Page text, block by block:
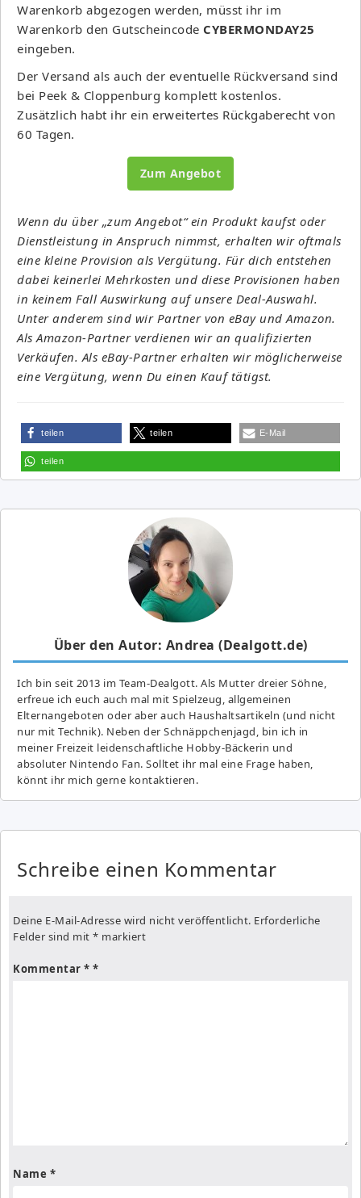
Warenkorb abgezogen werden, müsst ihr im
Warenkorb den Gutscheincode CYBERMONDAY25
eingeben.
Der Versand als auch der eventuelle Rückversand sind
bei Peek & Cloppenburg komplett kostenlos.
Zusätzlich habt ihr ein erweitertes Rückgaberecht von
60 Tagen.
Zum Angebot
Wenn du über „zum Angebot“ ein Produkt kaufst oder
Dienstleistung in Anspruch nimmst, erhalten wir oftmals
eine kleine Provision als Vergütung. Für dich entstehen
dabei keinerlei Mehrkosten und diese Provisionen haben
in keinem Fall Auswirkung auf unsere Deal-Auswahl.
Unter anderem sind wir Partner von eBay und Amazon.
Als Amazon-Partner verdienen wir an qualifizierten
Verkäufen. Als eBay-Partner erhalten wir möglicherweise
eine Vergütung, wenn Du einen Kauf tätigst.
teilen teilen E-Mail
teilen
Über den Autor: Andrea (Dealgott.de)
Ich bin seit 2013 im Team-Dealgott. Als Mutter dreier Söhne,
erfreue ich euch auch mal mit Spielzeug, allgemeinen
Elternangeboten oder aber auch Haushaltsartikeln (und nicht
nur mit Technik). Neben der Schnäppchenjagd, bin ich in
meiner Freizeit leidenschaftliche Hobby-Bäckerin und
absoluter Nintendo Fan. Solltet ihr mal eine Frage haben,
könnt ihr mich gerne kontaktieren.
Schreibe einen Kommentar
Deine E-Mail-Adresse wird nicht veröffentlicht. Erforderliche
Felder sind mit * markiert
Kommentar *
Name *